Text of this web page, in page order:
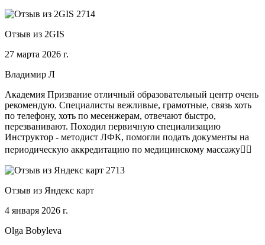
Отзыв из 2GIS
27 марта 2026 г.
Владимир Л
Академия Призвание отличный образовательный центр очень
рекомендую. Специалисты вежливые, грамотные, связь хоть
по телефону, хоть по месенжерам, отвечают быстро,
перезванивают. Походил первичную специализацию
Инструктор - методист ЛФК, помогли подать документы на
периодическую аккредитацию по медицинскому массажу🧑‍⚕️
Отзыв из Яндекс карт
4 января 2026 г.
Olga Bobyleva